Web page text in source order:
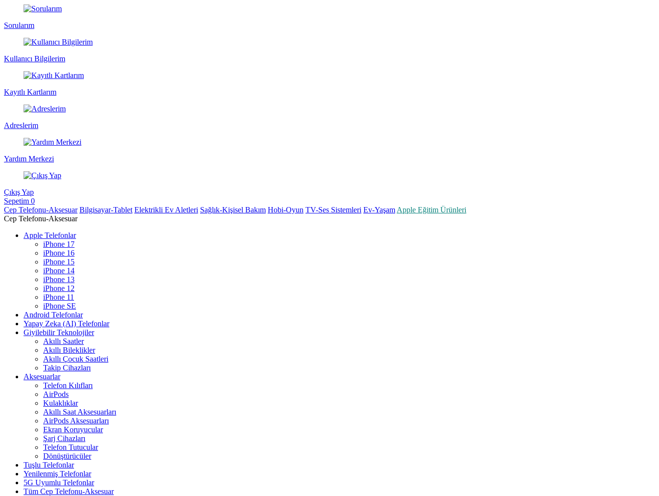
Sorularım
Kullanıcı Bilgilerim
Kayıtlı Kartlarım
Adreslerim
Yardım Merkezi
Çıkış Yap
Sepetim 0
Cep Telefonu-Aksesuar Bilgisayar-Tablet Elektrikli Ev Aletleri Sağlık-Kişisel Bakım Hobi-Oyun TV-Ses Sistemleri Ev-Yaşam Apple Eğitim Ürünleri
Cep Telefonu-Aksesuar
Apple Telefonlar
iPhone 17
iPhone 16
iPhone 15
iPhone 14
iPhone 13
iPhone 12
iPhone 11
iPhone SE
Android Telefonlar
Yapay Zeka (AI) Telefonlar
Giyilebilir Teknolojiler
Akıllı Saatler
Akıllı Bileklikler
Akıllı Çocuk Saatleri
Takip Cihazları
Aksesuarlar
Telefon Kılıfları
AirPods
Kulaklıklar
Akıllı Saat Aksesuarları
AirPods Aksesuarları
Ekran Koruyucular
Şarj Cihazları
Telefon Tutucular
Dönüştürücüler
Tuşlu Telefonlar
Yenilenmiş Telefonlar
5G Uyumlu Telefonlar
Tüm Cep Telefonu-Aksesuar